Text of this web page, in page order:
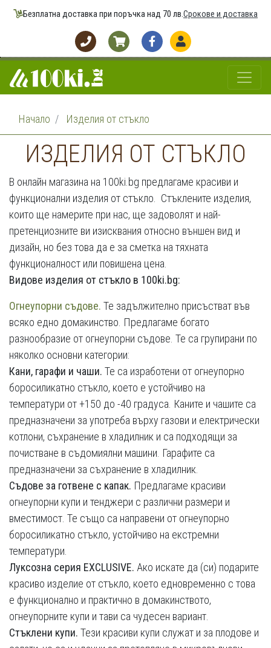
Безплатна доставка при поръчка над 70 лв.Срокове и доставка
Начало Изделия от стъкло
ИЗДЕЛИЯ ОТ СТЪКЛО
В онлайн магазина на 100ki.bg предлагаме красиви и
функционални изделия от стъкло. Стъклените изделия,
които ще намерите при нас, ще задоволят и най-
претенциозните ви изисквания относно външен вид и
дизайн, но без това да е за сметка на тяхната
функционалност или повишена цена.
Видове изделия от стъкло в 100ki.bg:
Огнеупорни съдове. Те задължително присъстват във
всяко едно домакинство. Предлагаме богато
разнообразие от огнеупорни съдове. Те са групирани по
няколко основни категории:
Кани, гарафи и чаши. Те са изработени от огнеупорно
боросиликатно стъкло, което е устойчиво на
температури от +150 до -40 градуса. Каните и чашите са
предназначени за употреба върху газови и електрически
котлони, съхранение в хладилник и са подходящи за
почистване в съдомиялни машини. Гарафите са
предназначени за съхранение в хладилник.
Съдове за готвене с капак. Предлагаме красиви
огнеупорни купи и тенджери с различни размери и
вместимост. Те също са направени от огнеупорно
боросиликатно стъкло, устойчиво на екстремни
температури.
Луксозна серия EXCLUSIVE. Ако искате да (си) подарите
красиво изделие от стъкло, което едновременно с това
е функционално и практично в домакинството,
огнеупорните купи и тави са чудесен вариант.
Стъклени купи. Тези красиви купи служат и за плодове и